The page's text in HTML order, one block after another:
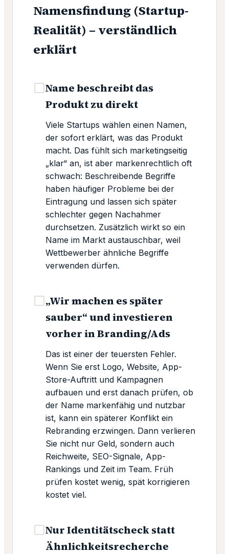
Namensfindung (Startup-
Realität) – verständlich
erklärt
Name beschreibt das
Produkt zu direkt
Viele Startups wählen einen Namen,
der sofort erklärt, was das Produkt
macht. Das fühlt sich marketingseitig
„klar“ an, ist aber markenrechtlich oft
schwach: Beschreibende Begriffe
haben häufiger Probleme bei der
Eintragung und lassen sich später
schlechter gegen Nachahmer
durchsetzen. Zusätzlich wirkt so ein
Name im Markt austauschbar, weil
Wettbewerber ähnliche Begriffe
verwenden dürfen.
„Wir machen es später
sauber“ und investieren
vorher in Branding/Ads
Das ist einer der teuersten Fehler.
Wenn Sie erst Logo, Website, App-
Store-Auftritt und Kampagnen
aufbauen und erst danach prüfen, ob
der Name markenfähig und nutzbar
ist, kann ein späterer Konflikt ein
Rebranding erzwingen. Dann verlieren
Sie nicht nur Geld, sondern auch
Reichweite, SEO-Signale, App-
Rankings und Zeit im Team. Früh
prüfen kostet wenig, spät korrigieren
kostet viel.
Nur Identitätscheck statt
Ähnlichkeitsrecherche